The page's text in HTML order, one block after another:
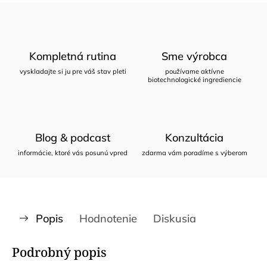
Kompletná rutina
vyskladajte si ju pre váš stav pleti
Sme výrobca
používame aktívne
biotechnologické ingrediencie
Blog & podcast
informácie, ktoré vás posunú vpred
Konzultácia
zdarma vám poradíme s výberom
Popis Hodnotenie Diskusia
Podrobný popis